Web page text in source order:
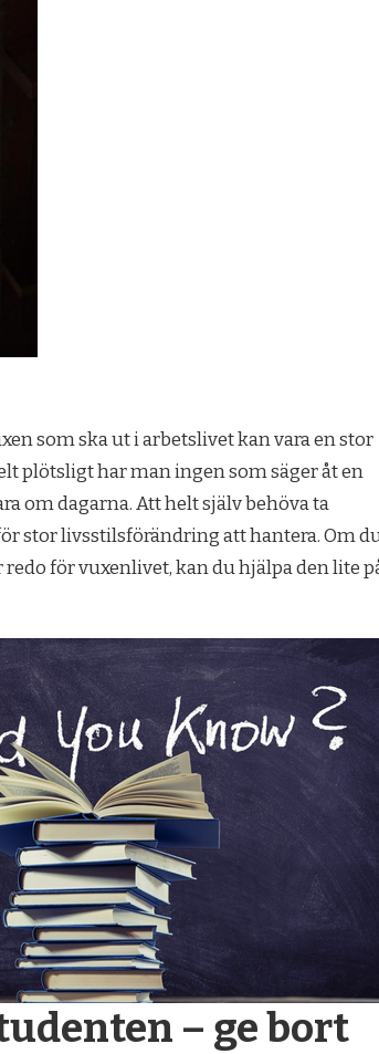
som ska ut i arbetslivet kan vara en stor
plötsligt har man ingen som säger åt en
om dagarna. Att helt själv behöva ta
stor livsstilsförändring att hantera. Om
för vuxenlivet, kan du hjälpa den lite
– ge bort